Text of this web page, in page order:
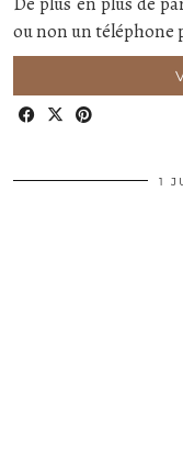
ou non un téléphone
1